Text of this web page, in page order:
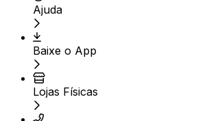
Ajuda
Baixe o App
Lojas Físicas